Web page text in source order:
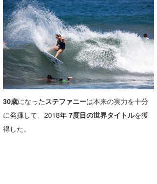
30歳になったステファニーは本来の実力を十分
に発揮して、2018年7度目の世界タイトルを獲
得した。
大野”MAR”修聖
喜納海人
H
KID
KOBU
KY
mitz
OYZ